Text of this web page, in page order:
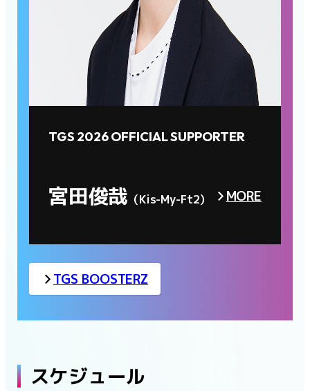
TGS 2026 OFFICIAL SUPPORTER
宮田俊哉 （Kis-My-Ft2） MORE
TGS BOOSTERZ
スケジュール